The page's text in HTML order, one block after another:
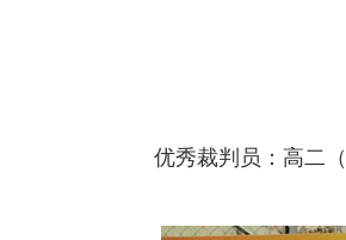
优秀裁判员：高二